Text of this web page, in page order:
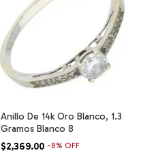
Anillo De 14k Oro Blanco, 1.3
Gramos Blanco 8
$2,369.00 -8% OFF